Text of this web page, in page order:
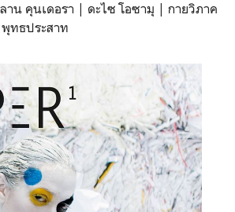
าน คุนเดอรา | ดะไซ โอซามุ | กายวิภาค
ทธประสาท